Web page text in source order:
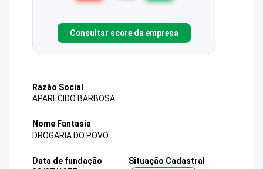
Consultar score da empresa
Razão Social
APARECIDO BARBOSA
Nome Fantasia
DROGARIA DO POVO
Data de fundação
Situação Cadastral